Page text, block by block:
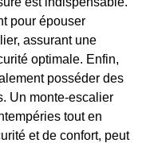
pour épouser
assurant une
optimale. Enfin,
posséder des
Un monte-escalier
tout en
et de confort, peut